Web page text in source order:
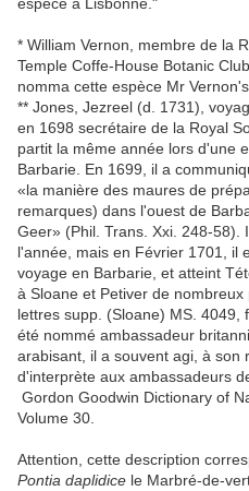
* William Vernon, membre de la
Temple Coffe-House Botanic
nomma cette espèce Mr
** Jones, Jezreel (d. 1731),
en 1698 secrétaire de la Royal
partit la même année lors d'une
Barbarie. En 1699, il a
«la manière des maures de
remarques) dans l'ouest de
Geer» (Phil. Trans. Xxi. 248-58).
l'année, mais en Février 1701, il
voyage en Barbarie, et atteint
à Sloane et Petiver de
lettres supp. (Sloane) MS. 4049,
été nommé ambassadeur
arabisant, il a souvent agi, à son
d'interprète aux ambassadeurs
Gordon Goodwin Dictionary of
Volume 30.
Attention, cette description
Pontia daplidice le Marbré-de-